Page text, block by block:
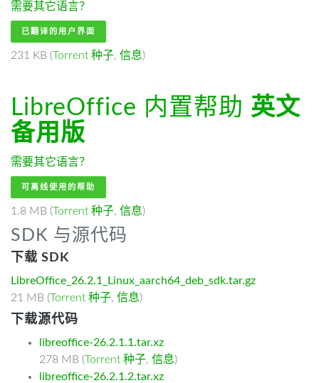
需要其它语言？
已翻译的用户界面
231 KB (Torrent 种子, 信息)
LibreOffice 内置帮助 英文
备用版
需要其它语言？
可离线使用的帮助
1.8 MB (Torrent 种子, 信息)
SDK 与源代码
下载 SDK
LibreOffice_26.2.1_Linux_aarch64_deb_sdk.tar.gz
21 MB (Torrent 种子, 信息)
下载源代码
libreoffice-26.2.1.1.tar.xz
278 MB (Torrent 种子, 信息)
libreoffice-26.2.1.2.tar.xz